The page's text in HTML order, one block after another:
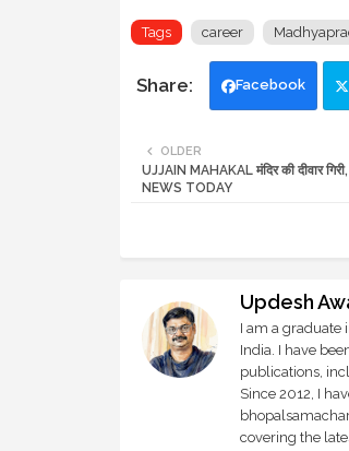
Tags career
Facebook
OLDER
UJJAIN MAHAKAL मंदिर की दीवार
NEWS TODAY
Updesh
I am a graduate
India. I have
publications,
Since 2012, I
covering the